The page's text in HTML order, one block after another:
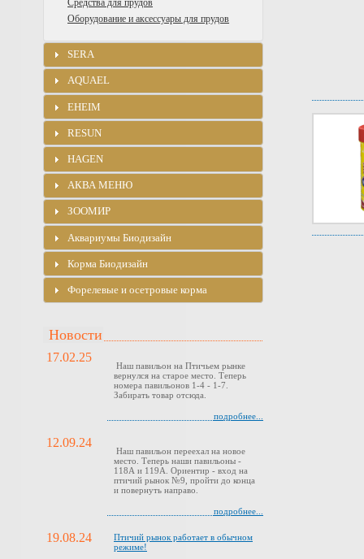
Средства для прудов
Оборудование и аксессуары для прудов
SERA
AQUAEL
EHEIM
RESUN
HAGEN
АКВА МЕНЮ
ЗООМИР
Аквариумы Биодизайн
Корма Биодизайн
Форелевые и осетровые корма
Новости
17.02.25
Наш павильон на Птичьем рынке
вернулся на старое место. Теперь
номера павильонов 1-4 - 1-7.
Забирать товар отсюда.
подробнее...
12.09.24
Наш павильон переехал на новое
место. Теперь наши павильоны -
118А и 119А. Ориентир - вход на
птичий рынок №9, пройти до конца
и повернуть направо.
подробнее...
19.08.24
Птичий рынок работает в обычном
режиме!